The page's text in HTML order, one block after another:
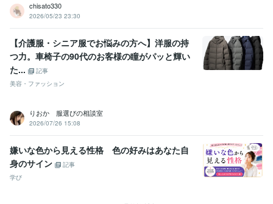
chisato330
2026/05/23 23:30
【介護服・シニア服でお悩みの方へ】洋服の持
つ力。車椅子の90代のお客様の瞳がパッと輝い
た...
記事
美容・ファッション
りおか 服選びの相談室
2026/07/26 15:08
嫌いな色から見える性格 色の好みはあなた自
身のサイン
記事
学び